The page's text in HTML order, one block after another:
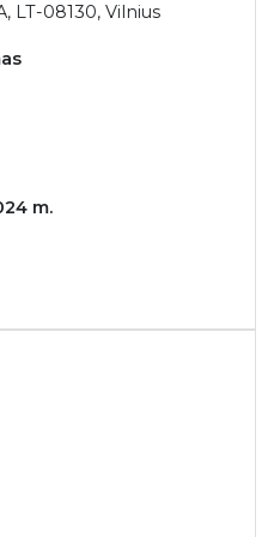
LT-08130, Vilnius
m.